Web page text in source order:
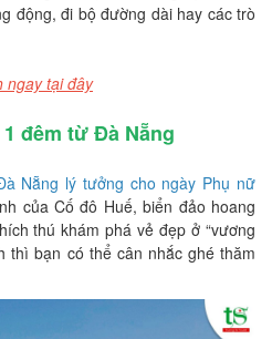
động, đi bộ đường dài hay các trò
ngay tại đây
đêm từ Đà Nẵng
Nẵng lý tưởng cho ngày Phụ nữ
của Cố đô Huế, biển đảo hoang
thú khám phá vẻ đẹp ở “vương
thì bạn có thể cân nhắc ghé thăm